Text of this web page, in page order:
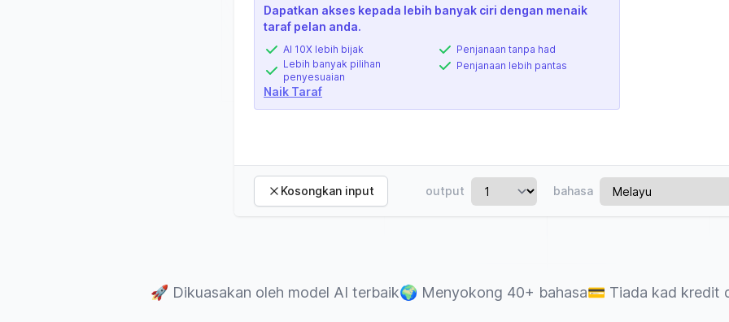
Dapatkan akses kepada lebih banyak ciri dengan menaik
taraf pelan anda.
AI 10X lebih bijak
Lebih banyak pilihan
penyesuaian
Penjanaan tanpa had
Penjanaan lebih pantas
Naik Taraf
Kosongkan input output bahasa
🚀 Dikuasakan oleh model AI terbaik🌍 Menyokong 40+ bahasa💳 Tiada kad kredit